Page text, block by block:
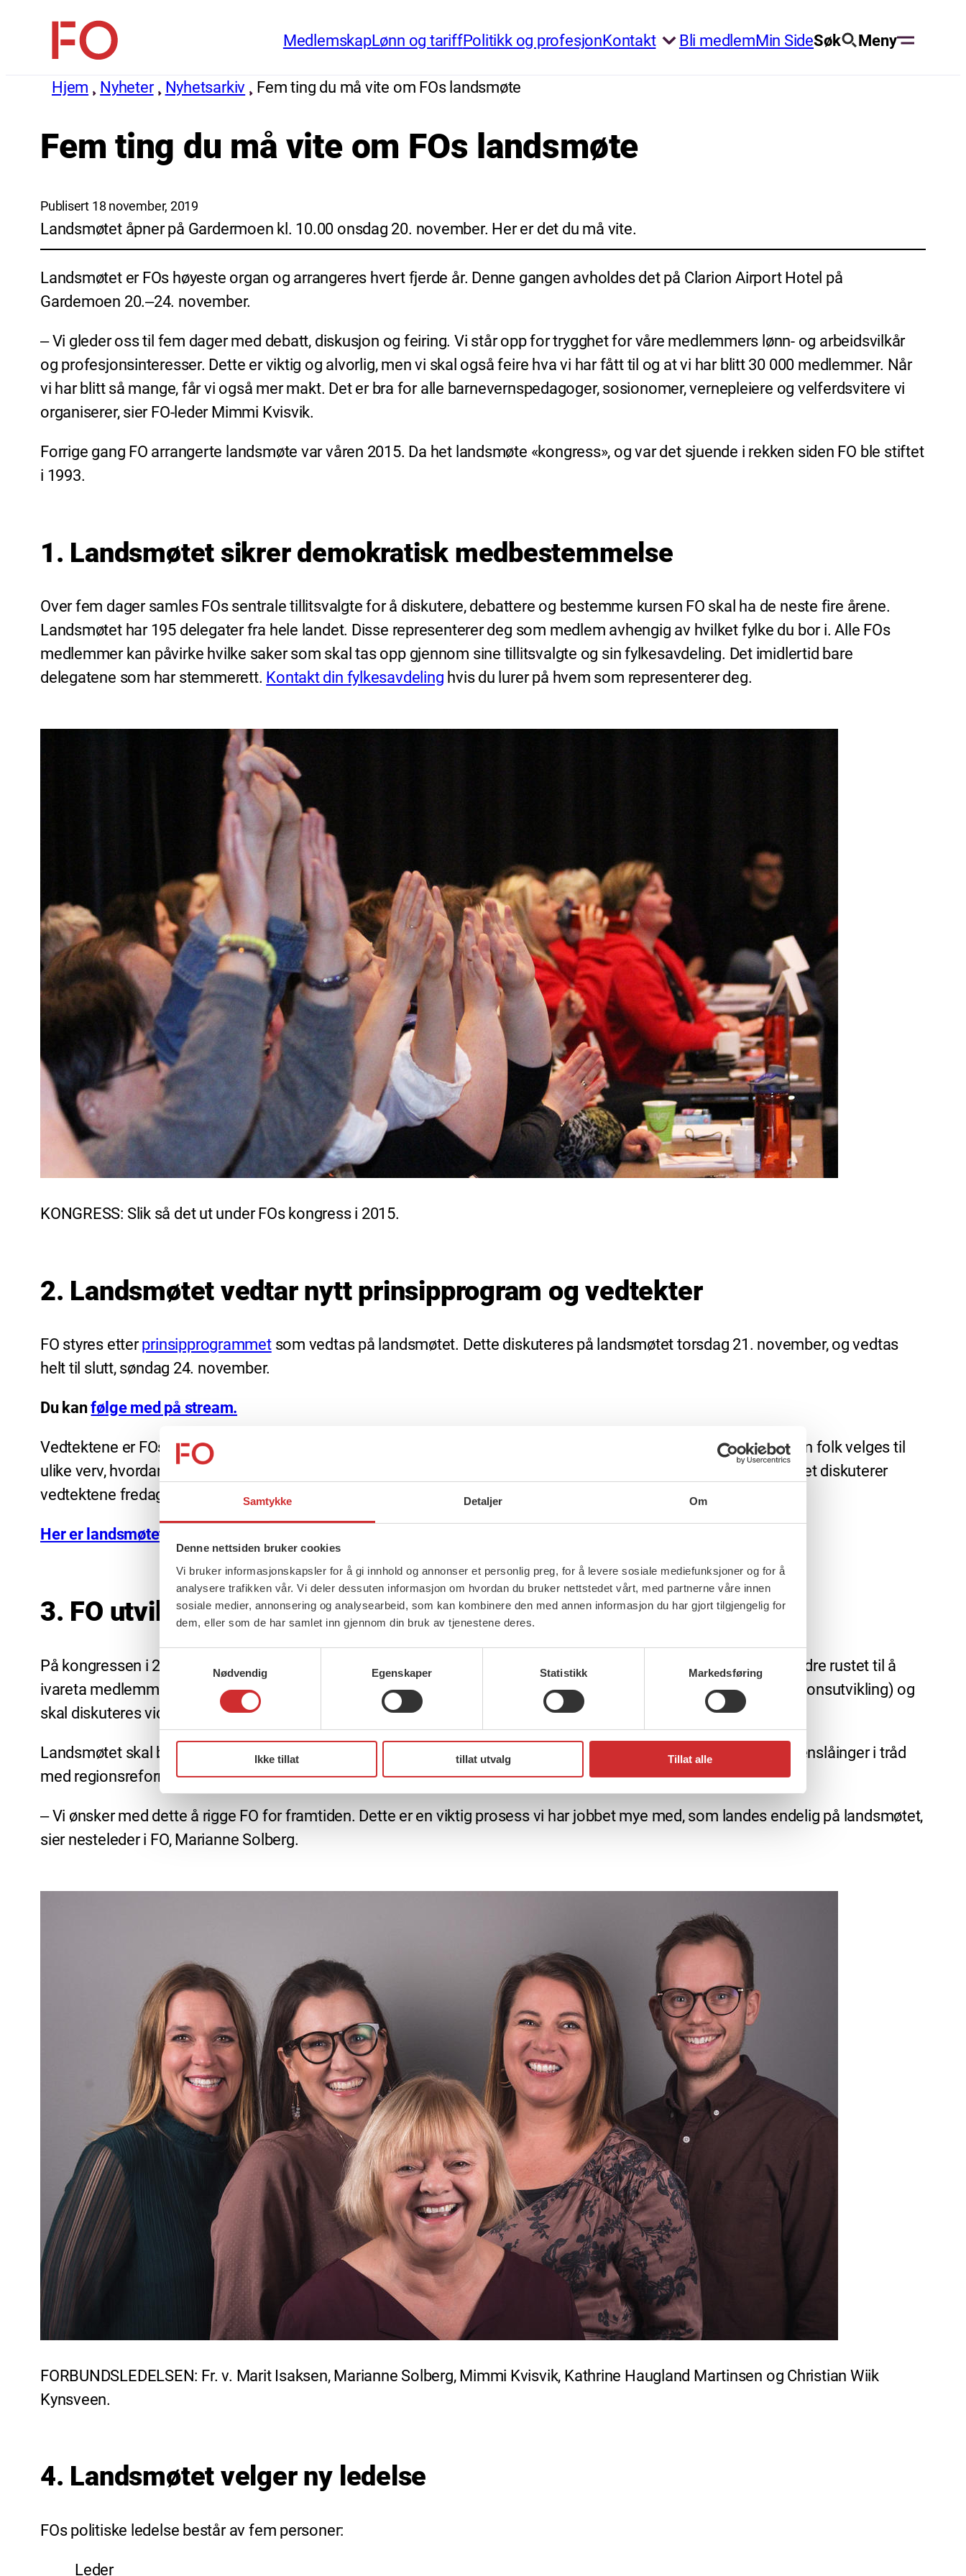
Samtykke Detaljer Om
Denne nettsiden bruker cookies
Vi bruker informasjonskapsler for å gi innhold og annonser et personlig preg, for å levere sosiale mediefunksjoner og for å
analysere trafikken vår. Vi deler dessuten informasjon om hvordan du bruker nettstedet vårt, med partnerne våre innen
sosiale medier, annonsering og analysearbeid, som kan kombinere den med annen informasjon du har gjort tilgjengelig for
dem, eller som de har samlet inn gjennom din bruk av tjenestene deres.
Nødvendig
Egenskaper Statistikk Markedsføring
Ikke tillat tillat utvalg Tillat alle
innholdFO
(Fellesorganisasjonen)
MedlemskapLønn og tariffPolitikk og profesjonKontakt Bli medlemMin SideSøk Meny
Hjem Nyheter Nyhetsarkiv Fem ting du må vite om FOs landsmøte
Fem ting du må vite om FOs landsmøte
Publisert 18 november, 2019
Landsmøtet åpner på Gardermoen kl. 10.00 onsdag 20. november. Her er det du må vite.
Landsmøtet er FOs høyeste organ og arrangeres hvert fjerde år. Denne gangen avholdes det på Clarion Airport Hotel på
Gardemoen 20.‒24. november.
‒ Vi gleder oss til fem dager med debatt, diskusjon og feiring. Vi står opp for trygghet for våre medlemmers lønn- og arbeidsvilkår
og profesjonsinteresser. Dette er viktig og alvorlig, men vi skal også feire hva vi har fått til og at vi har blitt 30 000 medlemmer. Når
vi har blitt så mange, får vi også mer makt. Det er bra for alle barnevernspedagoger, sosionomer, vernepleiere og velferdsvitere vi
organiserer, sier FO-leder Mimmi Kvisvik.
Forrige gang FO arrangerte landsmøte var våren 2015. Da het landsmøte «kongress», og var det sjuende i rekken siden FO ble stiftet
i 1993.
1. Landsmøtet sikrer demokratisk medbestemmelse
Over fem dager samles FOs sentrale tillitsvalgte for å diskutere, debattere og bestemme kursen FO skal ha de neste fire årene.
Landsmøtet har 195 delegater fra hele landet. Disse representerer deg som medlem avhengig av hvilket fylke du bor i. Alle FOs
medlemmer kan påvirke hvilke saker som skal tas opp gjennom sine tillitsvalgte og sin fylkesavdeling. Det imidlertid bare
delegatene som har stemmerett. Kontakt din fylkesavdeling hvis du lurer på hvem som representerer deg.
KONGRESS: Slik så det ut under FOs kongress i 2015.
2. Landsmøtet vedtar nytt prinsipprogram og vedtekter
FO styres etterprinsipprogrammetsom vedtas på landsmøtet. Dette diskuteres på landsmøtet torsdag 21. november, og vedtas
helt til slutt, søndag 24. november.
Du kanfølge med på stream.
Vedtektene er FOs grunnlov. Det er her reglene for organisasjonen formuleres; hvem som har stemmerett, hvordan folk velges til
ulike verv, hvordan ulike organer er sammensatt, hva som er de ulike organisasjonsleddenes oppgaver. Landsmøtet diskuterer
vedtektene fredag, og vil fatte vedtak lørdag.
Her er landsmøtets dagsorden.
3. FO utvikler organisasjonen
På kongressen i 2015 ble det vedtatt at FO skulle se nærmere på hvordan organisasjonen kan utvikles for å stå bedre rustet til å
ivareta medlemmenes interesser, også i framtiden. Den såkalte OU-prosessen har foregått i fire år (OU=organisasjonsutvikling) og
skal diskuteres videre på landsmøtet.
Landsmøtet skal behandle forslag om en ny organisasjonsmodell for FO. Den innebærer blant annet fylkessammenslåinger i tråd
med regionsreformen, styrking av ressurser til fylkesavdelingene og en satsing på klubbarbeid.
‒ Vi ønsker med dette å rigge FO for framtiden. Dette er en viktig prosess vi har jobbet mye med, som landes endelig på landsmøtet,
sier nesteleder i FO, Marianne Solberg.
FORBUNDSLEDELSEN: Fr. v. Marit Isaksen, Marianne Solberg, Mimmi Kvisvik, Kathrine Haugland Martinsen og Christian Wiik
Kynsveen.
4. Landsmøtet velger ny ledelse
FOs politiske ledelse består av fem personer:
Leder